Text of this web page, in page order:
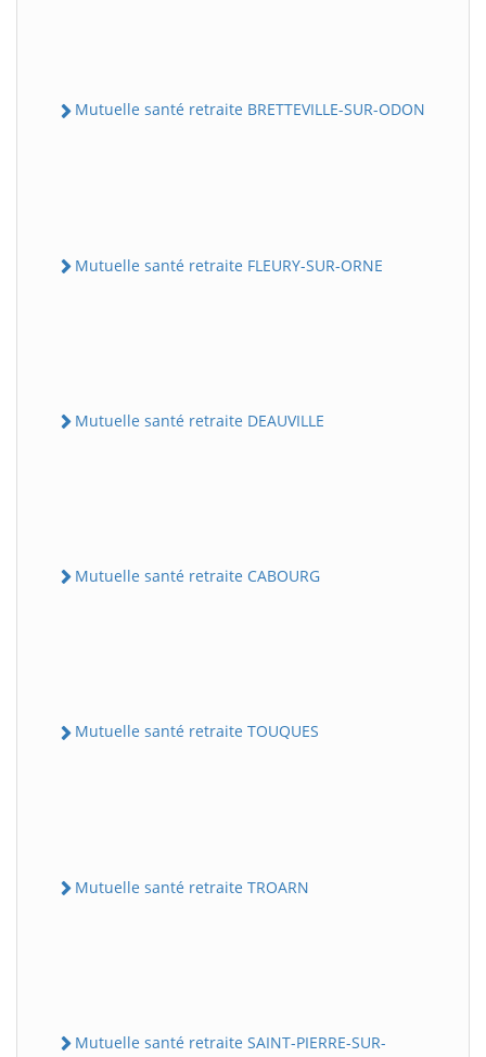
Mutuelle santé retraite BRETTEVILLE-SUR-ODON
Mutuelle santé retraite FLEURY-SUR-ORNE
Mutuelle santé retraite DEAUVILLE
Mutuelle santé retraite CABOURG
Mutuelle santé retraite TOUQUES
Mutuelle santé retraite TROARN
Mutuelle santé retraite SAINT-PIERRE-SUR-